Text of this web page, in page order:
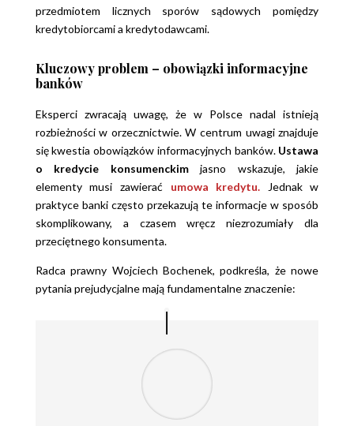
przedmiotem licznych sporów sądowych pomiędzy
kredytobiorcami a kredytodawcami.
Kluczowy problem – obowiązki informacyjne
banków
Eksperci zwracają uwagę, że w Polsce nadal istnieją
rozbieżności w orzecznictwie. W centrum uwagi znajduje
się kwestia obowiązków informacyjnych banków. Ustawa
o kredycie konsumenckimjasno wskazuje, jakie
elementy musi zawierać umowa kredytu. Jednak w
praktyce banki często przekazują te informacje w sposób
skomplikowany, a czasem wręcz niezrozumiały dla
przeciętnego konsumenta.
Radca prawny Wojciech Bochenek, podkreśla, że nowe
pytania prejudycjalne mają fundamentalne znaczenie: